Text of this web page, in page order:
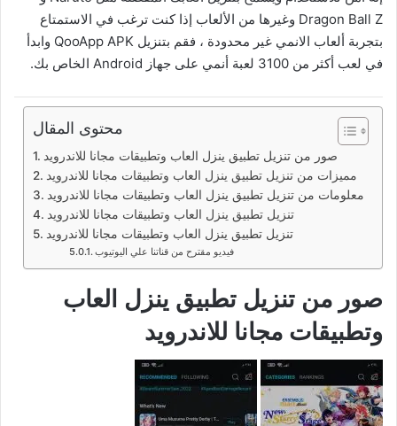
Dragon Ball Z وغيرها من الألعاب إذا كنت ترغب في الاستمتاع
بتجربة ألعاب الانمي غير محدودة ، فقم بتنزيل QooApp APK وابدأ
في لعب أكثر من 3100 لعبة أنمي على جهاز Android الخاص بك.
محتوى المقال
صور من تنزيل تطبيق ينزل العاب وتطبيقات مجانا للاندرويد
مميزات من تنزيل تطبيق ينزل العاب وتطبيقات مجانا للاندرويد
معلومات من تنزيل تطبيق ينزل العاب وتطبيقات مجانا للاندرويد
تنزيل تطبيق ينزل العاب وتطبيقات مجانا للاندرويد
تنزيل تطبيق ينزل العاب وتطبيقات مجانا للاندرويد
فيديو مقترح من قناتنا علي اليوتيوب
صور من تنزيل تطبيق ينزل العاب
وتطبيقات مجانا للاندرويد